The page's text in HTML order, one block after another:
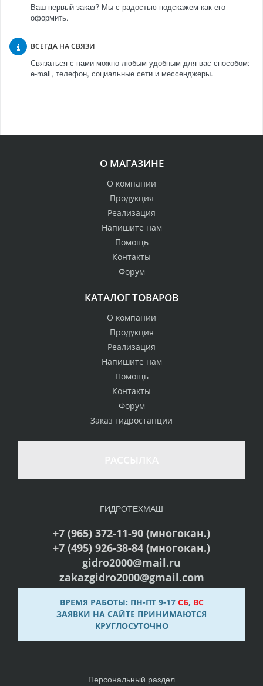
Ваш первый заказ? Мы с радостью подскажем как его
оформить.
ВСЕГДА НА СВЯЗИ
Связаться с нами можно любым удобным для вас способом:
e-mail, телефон, социальные сети и мессенджеры.
О МАГАЗИНЕ
О компании
Продукция
Реализация
Напишите нам
Помощь
Контакты
Форум
КАТАЛОГ ТОВАРОВ
О компании
Продукция
Реализация
Напишите нам
Помощь
Контакты
Форум
Заказ гидростанции
ГИДРОТЕХМАШ
+7 (965) 372-11-90 (многокан.)
+7 (495) 926-38-84 (многокан.)
gidro2000@mail.ru
zakazgidro2000@gmail.com
ВРЕМЯ РАБОТЫ: ПН-ПТ 9-17 СБ, ВС
ЗАЯВКИ НА САЙТЕ ПРИНИМАЮТСЯ
КРУГЛОСУТОЧНО
Персональный раздел